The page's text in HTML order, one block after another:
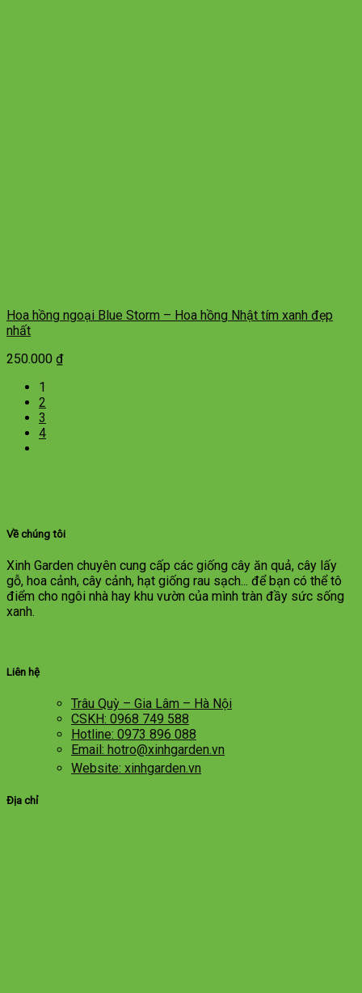
Hoa hồng ngoại Blue Storm – Hoa hồng Nhật tím xanh đẹp
nhất
250.000 ₫
1
2
3
4
Về chúng tôi
Xinh Garden chuyên cung cấp các giống cây ăn quả, cây lấy
gỗ, hoa cảnh, cây cảnh, hạt giống rau sạch... để bạn có thể tô
điểm cho ngôi nhà hay khu vườn của mình tràn đầy sức sống
xanh.
Liên hệ
Trâu Quỳ – Gia Lâm – Hà Nội
CSKH: 0968 749 588
Hotline: 0973 896 088
Email: hotro@xinhgarden.vn
Website: xinhgarden.vn
Địa chỉ